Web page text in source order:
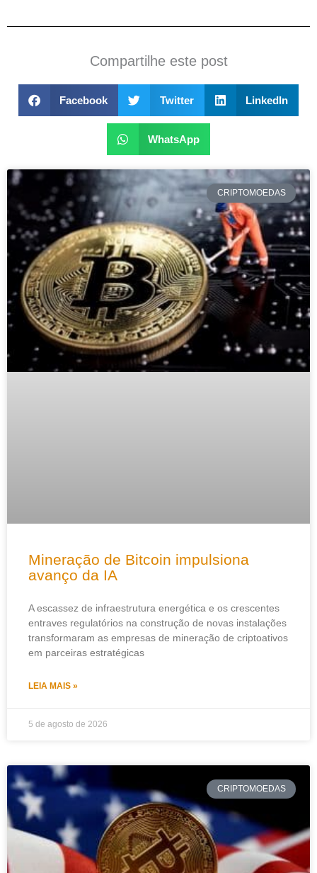
Compartilhe este post
Facebook Twitter LinkedIn
WhatsApp
CRIPTOMOEDAS
Mineração de Bitcoin impulsiona
avanço da IA
A escassez de infraestrutura energética e os crescentes
entraves regulatórios na construção de novas instalações
transformaram as empresas de mineração de criptoativos
em parceiras estratégicas
LEIA MAIS »
5 de agosto de 2026
CRIPTOMOEDAS